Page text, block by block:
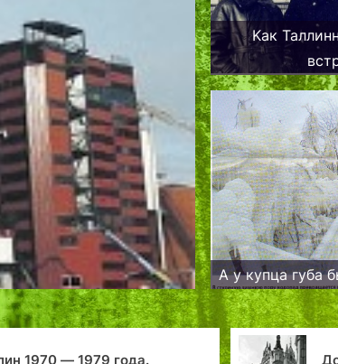
Kак
А у купца губа
Доклад: Эстония.